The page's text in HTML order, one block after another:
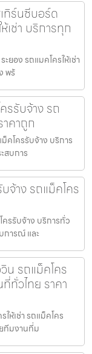
ทิร์นซีบอร์ด
เช่า บริการทุก
ยอง รถแมคโครให้เช่า
พร้
รรับจ้าง รถ
คาถูก
คโครรับจ้าง บริการ
สบการ
จ้าง รถแม็คโคร
ครรับจ้าง บริการทั่ว
การณ์ และ
น รถแม็คโคร
ทั่วไทย ราคา
ห้เช่า รถแม็คโคร
ทีมงานที่ม